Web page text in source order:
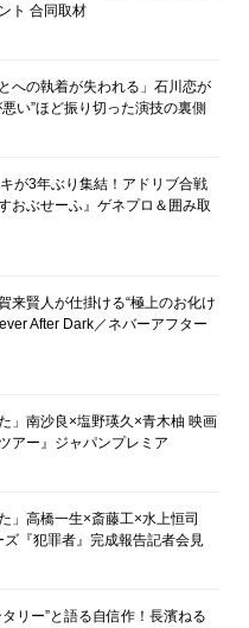
ト 合同取材
への執着が失われる」石川恋が
い”ほど振り切った演技の裏側
が3年ぶり集結！アドリブ合戦
おぶせーふ』ゲネプロ＆囲み取
来賢人が仕掛ける“極上のお化け
After Dark／ネバーアフター
」南沙良×塩野瑛久×青木柚 映画
アー』ジャパンプレミア
」高橋一生×斎藤工×水上恒司
『犯罪者』完成報告記者会見
リー”と語る自信作！長濱ねる